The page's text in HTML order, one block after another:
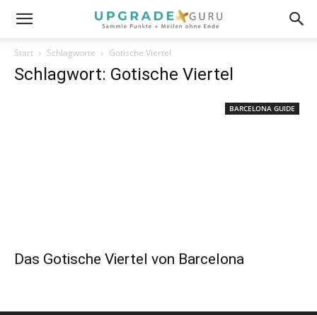
Start Schlagworte Gotische Viertel
Schlagwort: Gotische Viertel
BARCELONA GUIDE
Das Gotische Viertel von Barcelona